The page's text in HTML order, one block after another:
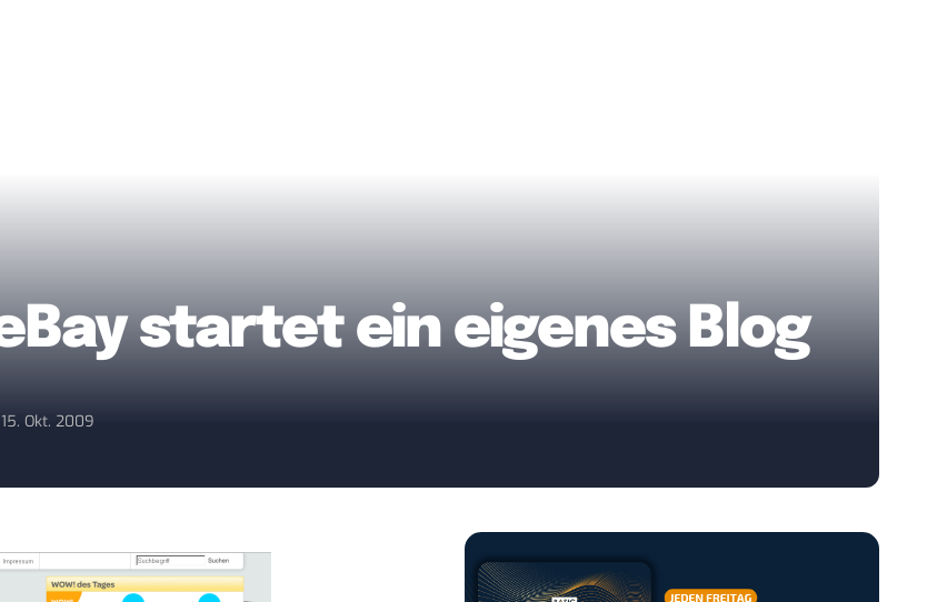
startet ein eigenes Blog
Okt. 2009